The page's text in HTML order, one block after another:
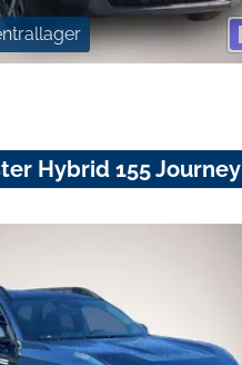
Hybrid 155 Journey